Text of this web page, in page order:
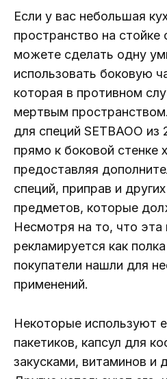
Если у вас небольшая
пространство на стойке
можете сделать одну
использовать боковую
которая в противном
мертвым
для специй SETBAOO из
прямо к боковой стенке
предоставляя
специй, приправ и
предметов, которые
Несмотря на то, что эта
рекламируется как
покупатели нашли для
применений.
Некоторые используют
пакетиков, капсул для
закусками, витаминов и